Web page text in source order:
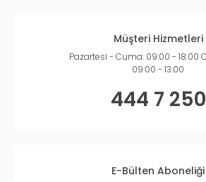
Müşteri Hizmetleri
Pazartesi - Cuma: 09:00 - 18:00
09:00 - 13:00
444 7 250
E-Bülten Aboneliği